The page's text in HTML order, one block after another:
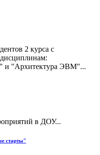
2 курса с
и "Архитектура ЭВМ"...
в ДОУ...
старты"